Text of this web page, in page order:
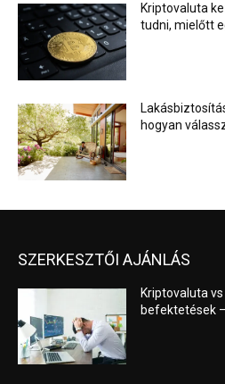
Kriptovaluta
tudni, mielőtt
hogyan
SZERKESZTŐI AJÁNLÁS
Kriptovaluta
befektetések